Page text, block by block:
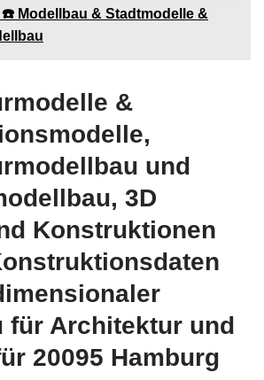
Modellbau & Stadtmodelle &
&
und
3D
Konstruktionen
für Architektur und
20095 Hamburg